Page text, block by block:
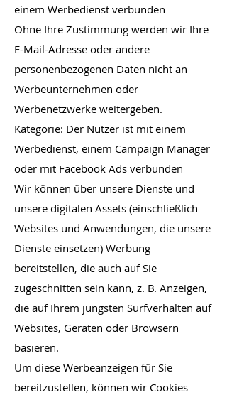
einem Werbedienst verbunden
Ohne Ihre Zustimmung werden wir Ihre
E-Mail-Adresse oder andere
personenbezogenen Daten nicht an
Werbeunternehmen oder
Werbenetzwerke weitergeben.
Kategorie: Der Nutzer ist mit einem
Werbedienst, einem Campaign Manager
oder mit Facebook Ads verbunden
Wir können über unsere Dienste und
unsere digitalen Assets (einschließlich
Websites und Anwendungen, die unsere
Dienste einsetzen) Werbung
bereitstellen, die auch auf Sie
zugeschnitten sein kann, z. B. Anzeigen,
die auf Ihrem jüngsten Surfverhalten auf
Websites, Geräten oder Browsern
basieren.
Um diese Werbeanzeigen für Sie
bereitzustellen, können wir Cookies